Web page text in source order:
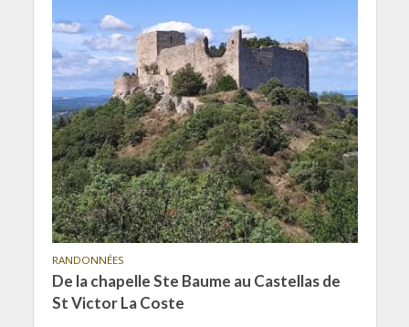
RANDONNÉES
De la chapelle Ste Baume au Castellas de
St Victor La Coste